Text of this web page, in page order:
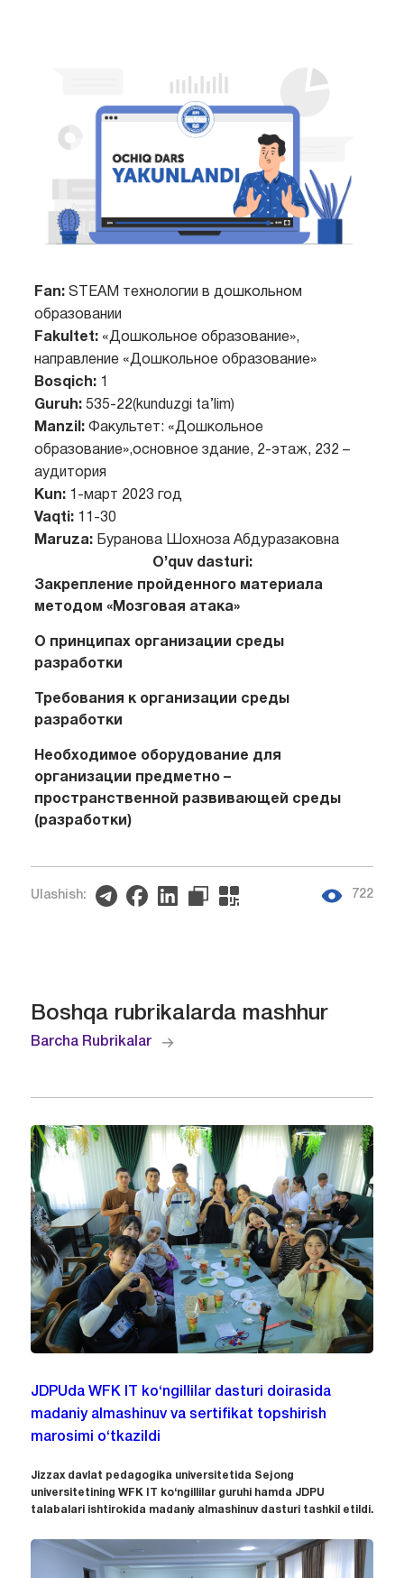
Fan: STEAM технологии в дошкольном
образовании
Fakultet:«Дошкольное образование»,
направление «Дошкольное образование»
Bosqich:1
Guruh:535-22(kunduzgi ta’lim)
Manzil:Факультет: «Дошкольное
образование»,основное здание, 2-этаж, 232 –
аудитория
Kun: 1-март 2023 год
Vaqti:11-30
Maruza:Буранова Шохноза Абдуразаковна
O’quv dasturi:
Закрепление пройденного материала
методом «Мозговая атака»
О принципах организации среды
разработки
Требования к организации среды
разработки
Необходимое оборудование для
организации предметно –
пространственной развивающей среды
(разработки)
Ulashish: 722
Boshqa rubrikalarda mashhur
Barcha Rubrikalar
JDPUda WFK IT ko‘ngillilar dasturi doirasida
madaniy almashinuv va sertifikat topshirish
marosimi o‘tkazildi
Jizzax davlat pedagogika universitetida Sejong
universitetining WFK IT ko‘ngillilar guruhi hamda JDPU
talabalari ishtirokida madaniy almashinuv dasturi tashkil etildi.